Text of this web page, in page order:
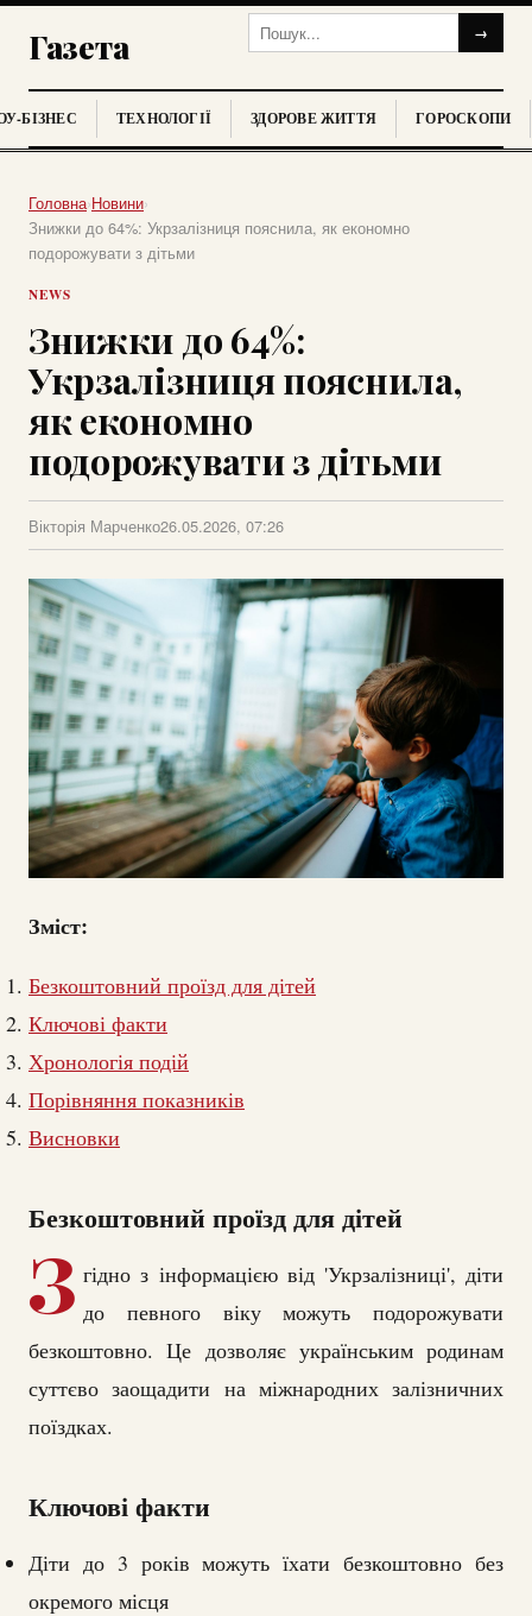
Газета →
БІЗНЕС ТЕХНОЛОГІЇ ЗДОРОВЕ ЖИТТЯ ГОРОСКОПИ
Головна›Новини›
Знижки до 64%: Укрзалізниця пояснила, як економно
подорожувати з дітьми
NEWS
Знижки до 64%:
Укрзалізниця пояснила,
як економно
подорожувати з дітьми
Вікторія Марченко26.05.2026, 07:26
Зміст:
Безкоштовний проїзд для дітей
Ключові факти
Хронологія подій
Порівняння показників
Висновки
Безкоштовний проїзд для дітей
З гідно з інформацією від 'Укрзалізниці', діти
до певного віку можуть подорожувати
безкоштовно. Це дозволяє українським родинам
суттєво заощадити на міжнародних залізничних
поїздках.
Ключові факти
Діти до 3 років можуть їхати безкоштовно без
окремого місця